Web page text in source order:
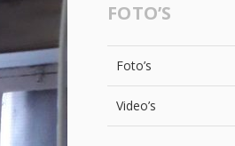
FOTO’S
Foto’s
Video’s